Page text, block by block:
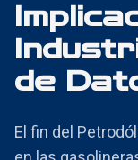
de
El fin del